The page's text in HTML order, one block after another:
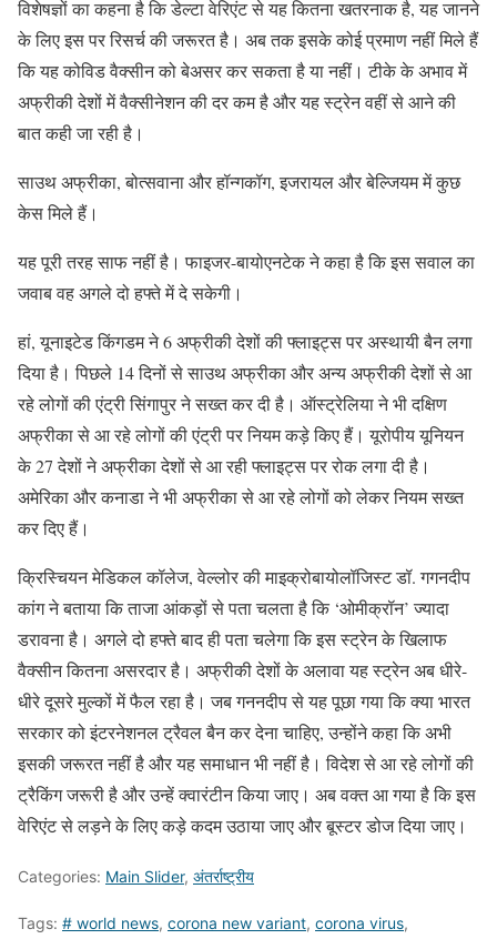
विशेषज्ञों का कहना है कि डेल्टा वेरिएंट से यह कितना खतरनाक है, यह जानने
के लिए इस पर रिसर्च की जरूरत है। अब तक इसके कोई प्रमाण नहीं मिले हैं
कि यह कोविड वैक्सीन को बेअसर कर सकता है या नहीं। टीके के अभाव में
अफ्रीकी देशों में वैक्सीनेशन की दर कम है और यह स्ट्रेन वहीं से आने की
बात कही जा रही है।
साउथ अफ्रीका, बोत्सवाना और हॉन्गकॉग, इजरायल और बेल्जियम में कुछ
केस मिले हैं।
यह पूरी तरह साफ नहीं है। फाइजर-बायोएनटेक ने कहा है कि इस सवाल का
जवाब वह अगले दो हफ्ते में दे सकेगी।
हां, यूनाइटेड किंगडम ने 6 अफ्रीकी देशों की फ्लाइट्स पर अस्थायी बैन लगा
दिया है। पिछले 14 दिनों से साउथ अफ्रीका और अन्य अफ्रीकी देशों से आ
रहे लोगों की एंट्री सिंगापुर ने सख्त कर दी है। ऑस्ट्रेलिया ने भी दक्षिण
अफ्रीका से आ रहे लोगों की एंट्री पर नियम कड़े किए हैं। यूरोपीय यूनियन
के 27 देशों ने अफ्रीका देशों से आ रही फ्लाइट्स पर रोक लगा दी है।
अमेरिका और कनाडा ने भी अफ्रीका से आ रहे लोगों को लेकर नियम सख्त
कर दिए हैं।
क्रिस्चियन मेडिकल कॉलेज, वेल्लोर की माइक्रोबायोलॉजिस्ट डॉ. गगनदीप
कांग ने बताया कि ताजा आंकड़ों से पता चलता है कि ‘ओमीक्रॉन’ ज्यादा
डरावना है। अगले दो हफ्ते बाद ही पता चलेगा कि इस स्ट्रेन के खिलाफ
वैक्सीन कितना असरदार है। अफ्रीकी देशों के अलावा यह स्ट्रेन अब धीरे-
धीरे दूसरे मुल्कों में फैल रहा है। जब गननदीप से यह पूछा गया कि क्या भारत
सरकार को इंटरनेशनल ट्रैवल बैन कर देना चाहिए, उन्होंने कहा कि अभी
इसकी जरूरत नहीं है और यह समाधान भी नहीं है। विदेश से आ रहे लोगों की
ट्रैकिंग जरूरी है और उन्हें क्वारंटीन किया जाए। अब वक्त आ गया है कि इस
वेरिएंट से लड़ने के लिए कड़े कदम उठाया जाए और बूस्टर डोज दिया जाए।
Categories: Main Slider, अंतर्राष्ट्रीय
Tags: # world news, corona new variant, corona virus,